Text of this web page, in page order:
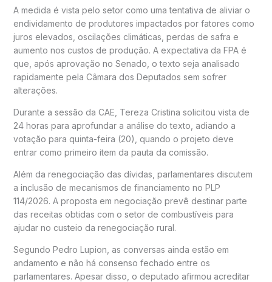
A medida é vista pelo setor como uma tentativa de aliviar o
endividamento de produtores impactados por fatores como
juros elevados, oscilações climáticas, perdas de safra e
aumento nos custos de produção. A expectativa da FPA é
que, após aprovação no Senado, o texto seja analisado
rapidamente pela Câmara dos Deputados sem sofrer
alterações.
Durante a sessão da CAE, Tereza Cristina solicitou vista de
24 horas para aprofundar a análise do texto, adiando a
votação para quinta-feira (20), quando o projeto deve
entrar como primeiro item da pauta da comissão.
Além da renegociação das dívidas, parlamentares discutem
a inclusão de mecanismos de financiamento no PLP
114/2026. A proposta em negociação prevê destinar parte
das receitas obtidas com o setor de combustíveis para
ajudar no custeio da renegociação rural.
Segundo Pedro Lupion, as conversas ainda estão em
andamento e não há consenso fechado entre os
parlamentares. Apesar disso, o deputado afirmou acreditar